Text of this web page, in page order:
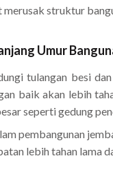
struktur
Umur
tulangan besi
baik akan lebih
seperti gedung
pembangunan
lebih tahan lama